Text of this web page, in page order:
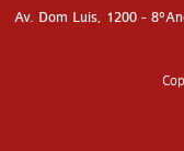
Av. Dom Luis, 1200 -